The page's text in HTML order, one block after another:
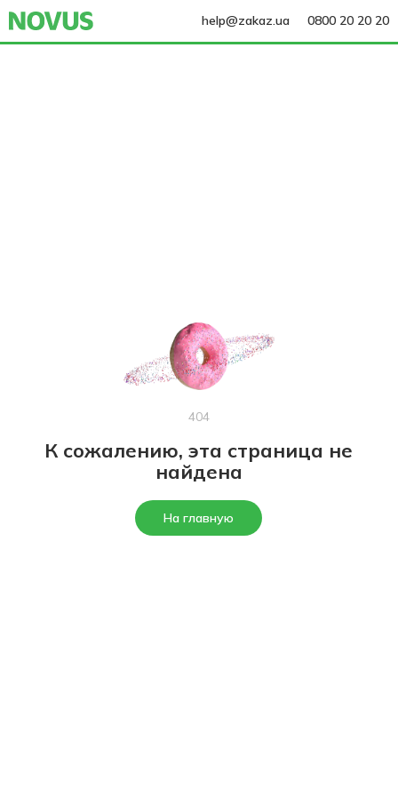
help@zakaz.ua 0800 20 20 20
404
К сожалению, эта страница не
найдена
На главную